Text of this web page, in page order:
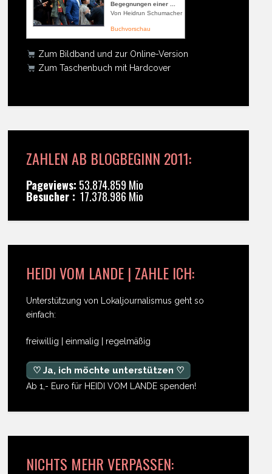
Begegnungen einer ...
Von Heidrun Schumacher
Buchvorschau
Zum Bildband und zur Online-Version
Zum Taschenbuch mit Hardcover
ZAHLEN AB BLOGBEGINN 2011:
Pageviews: 53.874.859 Mio
Besucher : 17.378.986 Mio
HEIDI VOM LANDE | ZAHLE ICH:
Unterstützung von Lokaljournalismus geht so
einfach:
freiwillig | einmalig | regelmäßig
♡ Ja, ich möchte unterstützen ♡
Ab 1,- Euro für HEIDI VOM LANDE spenden!
NICHTS MEHR VERPASSEN: